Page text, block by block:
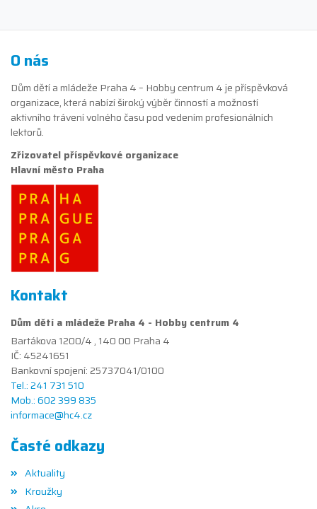
O nás
Dům dětí a mládeže Praha 4 – Hobby centrum 4 je příspěvková
organizace, která nabízí široký výběr činností a možností
aktivního trávení volného času pod vedením profesionálních
lektorů.
Zřizovatel příspěvkové organizace
Hlavní město Praha
Kontakt
Dům dětí a mládeže Praha 4 - Hobby centrum 4
Bartákova 1200/4 , 140 00 Praha 4
IČ: 45241651
Bankovní spojení: 25737041/0100
Tel.: 241 731 510
Mob.: 602 399 835
informace@hc4.cz
Časté odkazy
Aktuality
Kroužky